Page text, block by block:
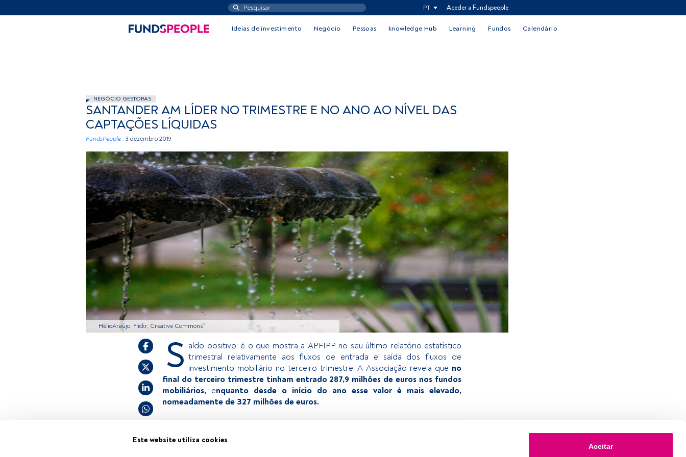
Este website utiliza cookies
Aceitar
PT Aceder a Fundspeople
Ideias de investimento Negócio Pessoas knowledge Hub Learning Fundos Calendário
NEGÓCIO GESTORAS
SANTANDER AM LÍDER NO TRIMESTRE E NO ANO AO NÍVEL DAS
CAPTAÇÕES LÍQUIDAS
FundsPeople . 3 dezembro 2019
HélioAraújo, Flickr, Creative Commons
S aldo positivo: é o que mostra a APFIPP no seu último relatório estatístico
trimestral relativamente aos fluxos de entrada e saída dos fluxos de
investimento mobiliário no terceiro trimestre. A Associação revela que no
final do terceiro trimestre tinham entrado 287,9 milhões de euros nos fundos
mobiliários, enquanto desde o início do ano esse valor é mais elevado,
nomeadamente de 327 milhões de euros.
Este é um artigo exclusivo para os utilizadores registados da FundsPeople. Se já